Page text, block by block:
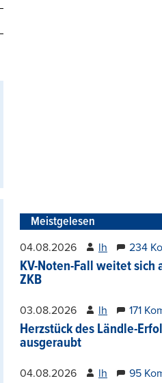
Meistgelesen
04.08.2026 lh 234
KV-Noten-Fall weitet sich
ZKB
03.08.2026 lh 171
Herzstück des Ländle-
ausgeraubt
04.08.2026 lh 95